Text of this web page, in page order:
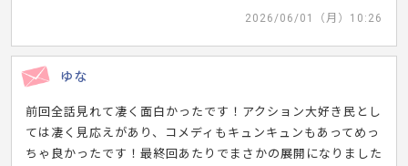
2026/06/01（月）10:26
ゆな
前回全話見れて凄く面白かったです！アクション大好き民とし
ては凄く見応えがあり、コメディもキュンキュンもあってめっ
ちゃ良かったです！最終回あたりでまさかの展開になりました